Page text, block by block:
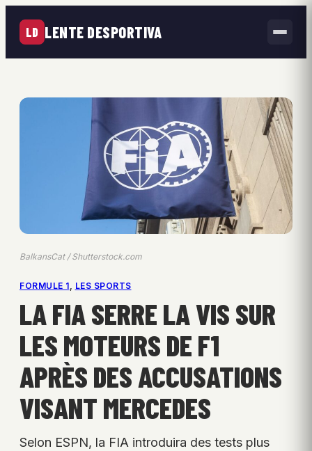
LD LENTE DESPORTIVA
BalkansCat / Shutterstock.com
FORMULE 1, LES SPORTS
LA FIA SERRE LA VIS SUR
LES MOTEURS DE F1
APRÈS DES ACCUSATIONS
VISANT MERCEDES
Selon ESPN, la FIA introduira des tests plus